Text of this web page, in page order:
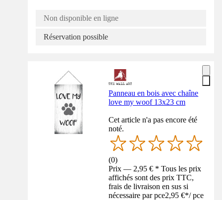
Non disponible en ligne
Réservation possible
Panneau en bois avec chaîne
love my woof 13x23 cm
Cet article n'a pas encore été
noté.
(0)
Prix — 2,95 € * Tous les prix
affichés sont des prix TTC,
frais de livraison en sus si
nécessaire par pce2,95 €*/ pce